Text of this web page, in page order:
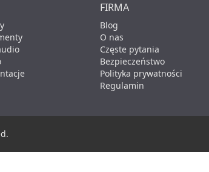
FIRMA
Blog
O nas
Częste pytania
Bezpieczeństwo
Polityka prywatności
Regulamin